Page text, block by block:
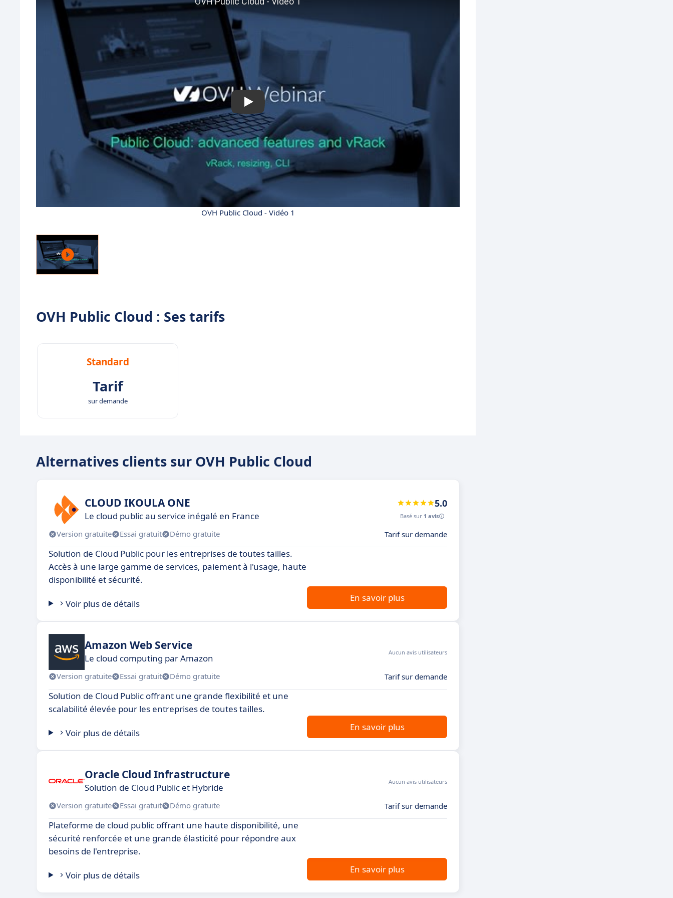
OVH Public Cloud - Vidéo 1
OVH Public Cloud : Ses tarifs
Standard
Tarif
sur demande
Alternatives clients sur OVH Public Cloud
CLOUD IKOULA ONE
Le cloud public au service inégalé en France
5.0
Basé sur 1 avis
Version gratuite Essai gratuit Démo gratuite Tarif sur demande
Solution de Cloud Public pour les entreprises de toutes tailles.
Accès à une large gamme de services, paiement à l'usage, haute
disponibilité et sécurité.
Voir plus de détails
En savoir plus
Amazon Web Service
Le cloud computing par Amazon
Aucun avis utilisateurs
Version gratuite Essai gratuit Démo gratuite Tarif sur demande
Solution de Cloud Public offrant une grande flexibilité et une
scalabilité élevée pour les entreprises de toutes tailles.
Voir plus de détails
En savoir plus
Oracle Cloud Infrastructure
Solution de Cloud Public et Hybride
Aucun avis utilisateurs
Version gratuite Essai gratuit Démo gratuite Tarif sur demande
Plateforme de cloud public offrant une haute disponibilité, une
sécurité renforcée et une grande élasticité pour répondre aux
besoins de l'entreprise.
Voir plus de détails
En savoir plus